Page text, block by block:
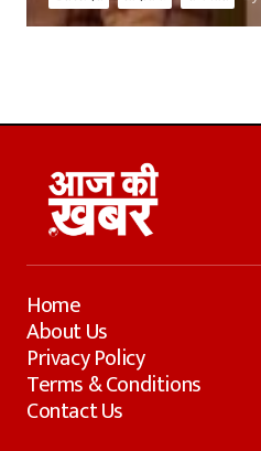
Home
About Us
Privacy Policy
Terms & Conditions
Contact Us